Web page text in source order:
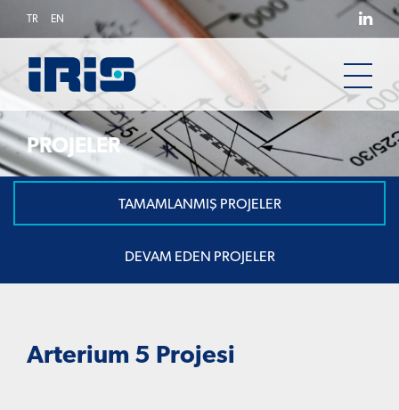
TR EN
PROJELER
TAMAMLANMIŞ PROJELER
DEVAM EDEN PROJELER
Arterium 5 Projesi